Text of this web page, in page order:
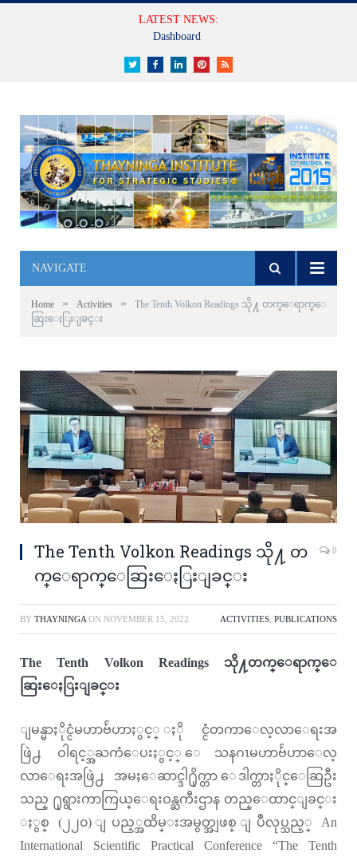
LATEST NEWS:
Dashboard
TwitterFacebookLinkedInPinterestRSS
NAVIGATE
Home » Activities »
The Tenth Volkon Readings သို႔ တက္ေရာက္ေ
ဆြးေႏြးျခင္း
The Tenth Volkon Readings သို႔ တ
က္ေရာက္ေဆြးေႏြးျခင္း
0
BY THAYNINGA ON NOVEMBER 15, 2022 ACTIVITIES PUBLICATIONS
The Tenth Volkon Readings သို႔တက္ေရာက္ေ
ဆြးေႏြးျခင္း
ျမန္မာႏိုင္ငံမဟာဗ်ဴဟာႏွင့္ ႏိုင္ငံတကာေလ့လာေရးအ
ဖြဲ႕ ဝါရင့္အႀကံေပးႏွင့္ ေသနဂၤမဟာဗ်ဴဟာေလ့
လာေရးအဖြဲ႕ အမႈေဆာင္ဒါ႐ိုက္တာ ေဒါက္တာႏိုင္ေဆြဦး
သည္ ႐ုရွားကာကြယ္ေရးဝန္ႀကီးဌာန တည္ေထာင္ျခင္း
ႏွစ္ (၂၂၀) ျပည့္အထိမ္းအမွတ္အျဖစ္ ျပဳလုပ္သည့္ An
International Scientific Practical Conference “The Tenth